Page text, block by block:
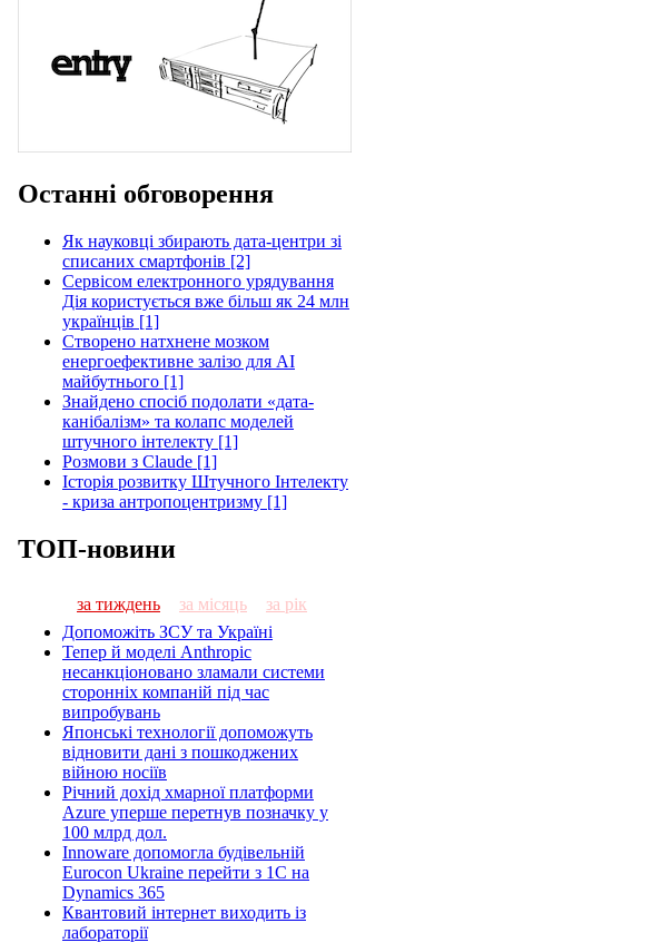
Останні обговорення
Як науковці збирають дата-центри зі
списаних смартфонів [2]
Сервісом електронного урядування
Дія користується вже більш як 24 млн
українців [1]
Створено натхнене мозком
енергоефективне залізо для AI
майбутнього [1]
Знайдено спосіб подолати «дата-
канібалізм» та колапс моделей
штучного інтелекту [1]
Розмови з Claude [1]
Історія розвитку Штучного Інтелекту
- криза антропоцентризму [1]
ТОП-новини
за тиждень за місяць
за рік
Допоможіть ЗСУ та Україні
Тепер й моделі Anthropic
несанкціоновано зламали системи
сторонніх компаній під час
випробувань
Японські технології допоможуть
відновити дані з пошкоджених
війною носіїв
Річний дохід хмарної платформи
Azure уперше перетнув позначку у
100 млрд дол.
Innoware допомогла будівельній
Eurocon Ukraine перейти з 1С на
Dynamics 365
Квантовий інтернет виходить із
лабораторії